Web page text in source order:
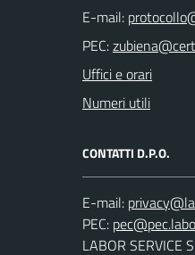
E-mail:
PEC:
Uffici e orari
Numeri utili
CONTATTI D.P.O.
E-mail:
PEC:
LABOR SERVICE